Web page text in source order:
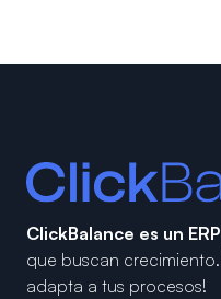
ClickBalance es un ERP
que buscan crecimiento.
adapta a tus procesos!